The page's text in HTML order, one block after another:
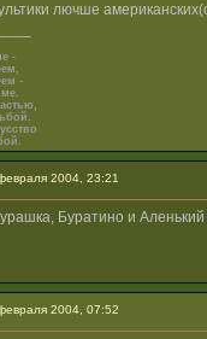
лючше
-
-
2004, 23:21
Буратино и Аленький
2004, 07:52